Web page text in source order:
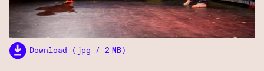
Download (jpg / 2 MB)